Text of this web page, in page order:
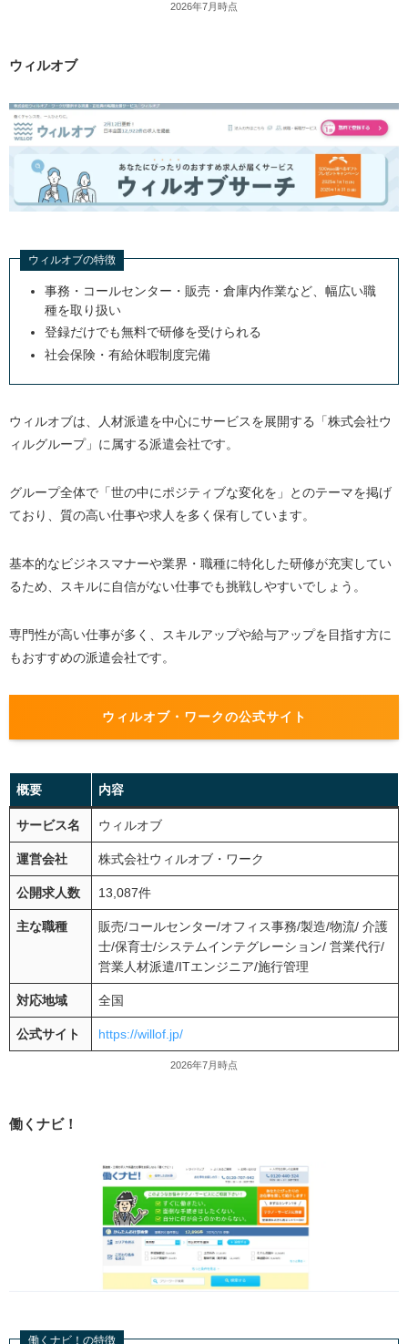
2026年7月時点
ウィルオブ
ウィルオブの特徴
事務・コールセンター・販売・倉庫内作業など、幅広い職
種を取り扱い
登録だけでも無料で研修を受けられる
社会保険・有給休暇制度完備
ウィルオブは、人材派遣を中心にサービスを展開する「株式会社ウ
ィルグループ」に属する派遣会社です。
グループ全体で「世の中にポジティブな変化を」とのテーマを掲げ
ており、質の高い仕事や求人を多く保有しています。
基本的なビジネスマナーや業界・職種に特化した研修が充実してい
るため、スキルに自信がない仕事でも挑戦しやすいでしょう。
専門性が高い仕事が多く、スキルアップや給与アップを目指す方に
もおすすめの派遣会社です。
ウィルオブ・ワークの公式サイト
概要 内容
サービス名 ウィルオブ
運営会社 株式会社ウィルオブ・ワーク
公開求人数 13,087件
主な職種
販売/コールセンター/オフィス事務/製造/物流/ 介護
士/保育士/システムインテグレーション/ 営業代行/
営業人材派遣/ITエンジニア/施行管理
対応地域 全国
公式サイト https://willof.jp/
2026年7月時点
働くナビ！
働くナビ！の特徴